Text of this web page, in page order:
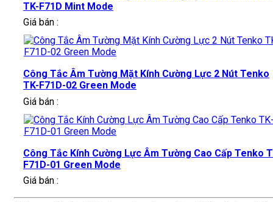
TK-F71D Mint Mode
Giá bán :
Công Tắc Âm Tường Mặt Kính Cường Lực 2 Nút Tenko
TK-F71D-02 Green Mode
Giá bán :
Công Tắc Kính Cường Lực Âm Tường Cao Cấp Tenko
F71D-01 Green Mode
Giá bán :